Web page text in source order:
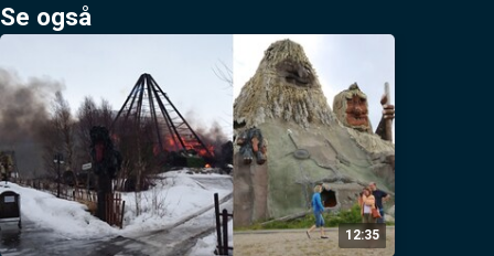
Se også
12:35